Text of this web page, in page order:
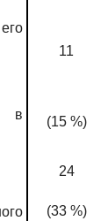
11
в
(15 %)
24
(33 %)